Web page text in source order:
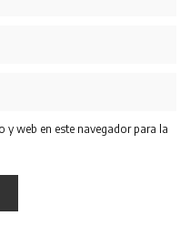
y web en este navegador para la